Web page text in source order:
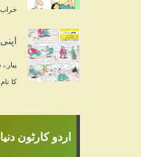
خراب
کا
اردو کارٹون